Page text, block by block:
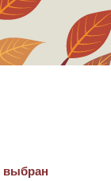
выбран